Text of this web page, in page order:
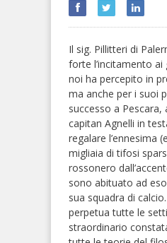
Il sig. Pillitteri di
forte l’incitamento
noi ha percepito in
ma anche per i suoi
successo a
capitan Agnelli in
regalare l’ennesima
migliaia di tifosi
rossonero
sono abituato ad
sua squadra di
perpetua tutte le
straordinario